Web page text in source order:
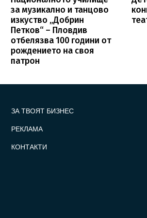
за музикално и танцово
изкуство „Добрин
Петков“ – Пловдив
отбелязва 100 години от
рождението на своя
патрон
ЗА ТВОЯТ БИЗНЕС
РЕКЛАМА
КОНТАКТИ